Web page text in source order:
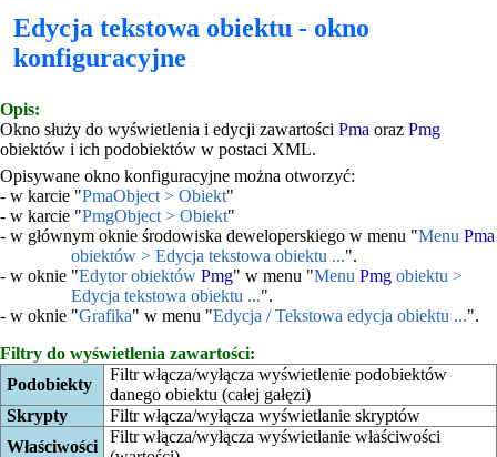
Edycja tekstowa obiektu - okno
konfiguracyjne
Opis:
Okno służy do wyświetlenia i edycji zawartości Pma oraz Pmg
obiektów i ich podobiektów w postaci XML.
Opisywane okno konfiguracyjne można otworzyć:
- w karcie "PmaObject > Obiekt"
- w karcie "PmgObject > Obiekt"
- w głównym oknie środowiska deweloperskiego w menu "Menu Pma
obiektów > Edycja tekstowa obiektu ...".
- w oknie "Edytor obiektów Pmg" w menu "Menu Pmg obiektu >
Edycja tekstowa obiektu ...".
- w oknie "Grafika" w menu "Edycja / Tekstowa edycja obiektu ...".
Filtry do wyświetlenia zawartości:
Podobiekty
Filtr włącza/wyłącza wyświetlenie podobiektów
danego obiektu (całej gałęzi)
Skrypty
Filtr włącza/wyłącza wyświetlanie skryptów
Właściwości
Filtr włącza/wyłącza wyświetlanie właściwości